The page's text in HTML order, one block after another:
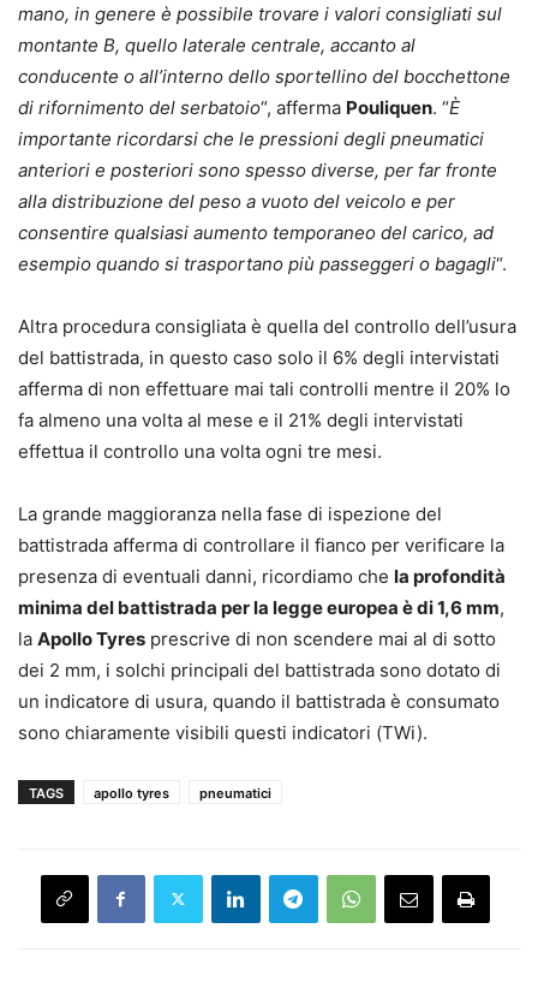
mano, in genere è possibile trovare i valori consigliati sul
montante B, quello laterale centrale, accanto al
conducente o all’interno dello sportellino del bocchettone
di rifornimento del serbatoio“, afferma Pouliquen. “È
importante ricordarsi che le pressioni degli pneumatici
anteriori e posteriori sono spesso diverse, per far fronte
alla distribuzione del peso a vuoto del veicolo e per
consentire qualsiasi aumento temporaneo del carico, ad
esempio quando si trasportano più passeggeri o bagagli“.
Altra procedura consigliata è quella del controllo dell’usura
del battistrada, in questo caso solo il 6% degli intervistati
afferma di non effettuare mai tali controlli mentre il 20% lo
fa almeno una volta al mese e il 21% degli intervistati
effettua il controllo una volta ogni tre mesi.
La grande maggioranza nella fase di ispezione del
battistrada afferma di controllare il fianco per verificare la
presenza di eventuali danni, ricordiamo che la profondità
minima del battistrada per la legge europea è di 1,6 mm,
la Apollo Tyres prescrive di non scendere mai al di sotto
dei 2 mm, i solchi principali del battistrada sono dotato di
un indicatore di usura, quando il battistrada è consumato
sono chiaramente visibili questi indicatori (TWi).
TAGS apollo tyres pneumatici